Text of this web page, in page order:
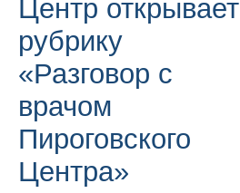
Центр открывает
рубрику
«Разговор с
врачом
Пироговского
Центра»